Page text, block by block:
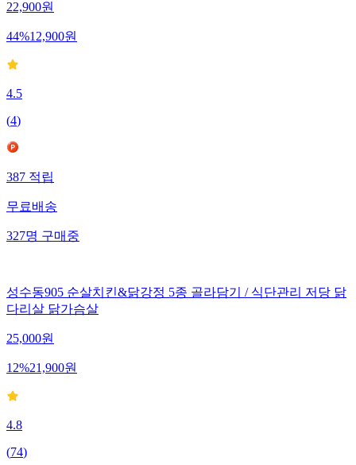
22,900원
44%12,900원
4.5
(4)
387적립
무료배송
327명구매중
성수동905 순살치킨&닭강정 5종 골라담기 / 식단관리 저당 닭
다리살 닭가슴살
25,000원
12%21,900원
4.8
(74)